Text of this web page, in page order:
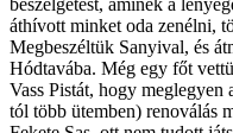
áthívott minket oda zenélni,
Megbeszéltük Sanyival, és
Hódtavába. Még egy főt
Vass Pistát, hogy
tól több ütemben) renoválás